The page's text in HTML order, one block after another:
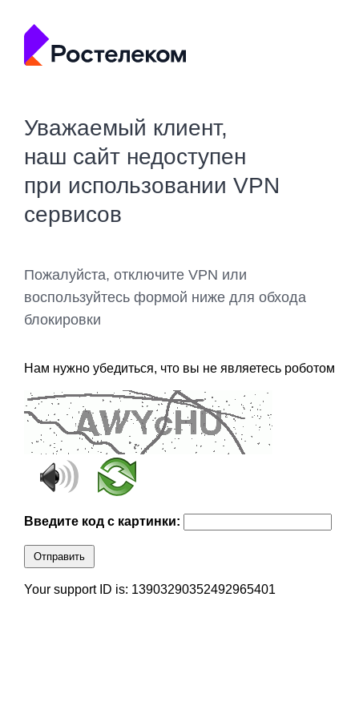
Уважаемый клиент,
наш сайт недоступен
при использовании VPN
сервисов
Пожалуйста, отключите VPN или
воспользуйтесь формой ниже для обхода
блокировки
Нам нужно убедиться, что вы не являетесь роботом
Введите код с картинки:
Отправить
Your support ID is: 13903290352492965401